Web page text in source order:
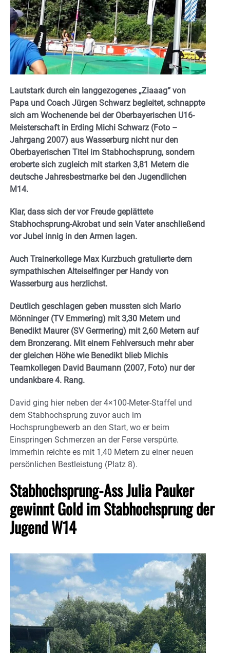
Lautstark durch ein langgezogenes „Ziaaag“ von
Papa und Coach Jürgen Schwarz begleitet, schnappte
sich am Wochenende bei der Oberbayerischen U16-
Meisterschaft in Erding Michi Schwarz (Foto –
Jahrgang 2007) aus Wasserburg nicht nur den
Oberbayerischen Titel im Stabhochsprung, sondern
eroberte sich zugleich mit starken 3,81 Metern die
deutsche Jahresbestmarke bei den Jugendlichen
M14.
Klar, dass sich der vor Freude geplättete
Stabhochsprung-Akrobat und sein Vater anschließend
vor Jubel innig in den Armen lagen.
Auch Trainerkollege Max Kurzbuch gratulierte dem
sympathischen Alteiselfinger per Handy von
Wasserburg aus herzlichst.
Deutlich geschlagen geben mussten sich Mario
Mönninger (TV Emmering) mit 3,30 Metern und
Benedikt Maurer (SV Germering) mit 2,60 Metern auf
dem Bronzerang. Mit einem Fehlversuch mehr aber
der gleichen Höhe wie Benedikt blieb Michis
Teamkollegen David Baumann (2007, Foto) nur der
undankbare 4. Rang.
David ging hier neben der 4×100-Meter-Staffel und
dem Stabhochsprung zuvor auch im
Hochsprungbewerb an den Start, wo er beim
Einspringen Schmerzen an der Ferse verspürte.
Immerhin reichte es mit 1,40 Metern zu einer neuen
persönlichen Bestleistung (Platz 8).
Stabhochsprung-Ass Julia Pauker
gewinnt Gold im Stabhochsprung der
Jugend W14